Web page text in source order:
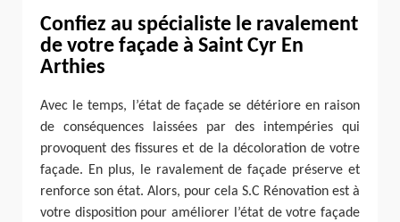
Confiez au spécialiste le ravalement
de votre façade à Saint Cyr En
Arthies
Avec le temps, l’état de façade se détériore en raison
de conséquences laissées par des intempéries qui
provoquent des fissures et de la décoloration de votre
façade. En plus, le ravalement de façade préserve et
renforce son état. Alors, pour cela S.C Rénovation est à
votre disposition pour améliorer l’état de votre façade